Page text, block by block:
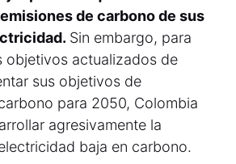
de carbono de sus
Sin embargo, para
objetivos actualizados de
sus objetivos de
para 2050, Colombia
agresivamente la
baja en carbono.